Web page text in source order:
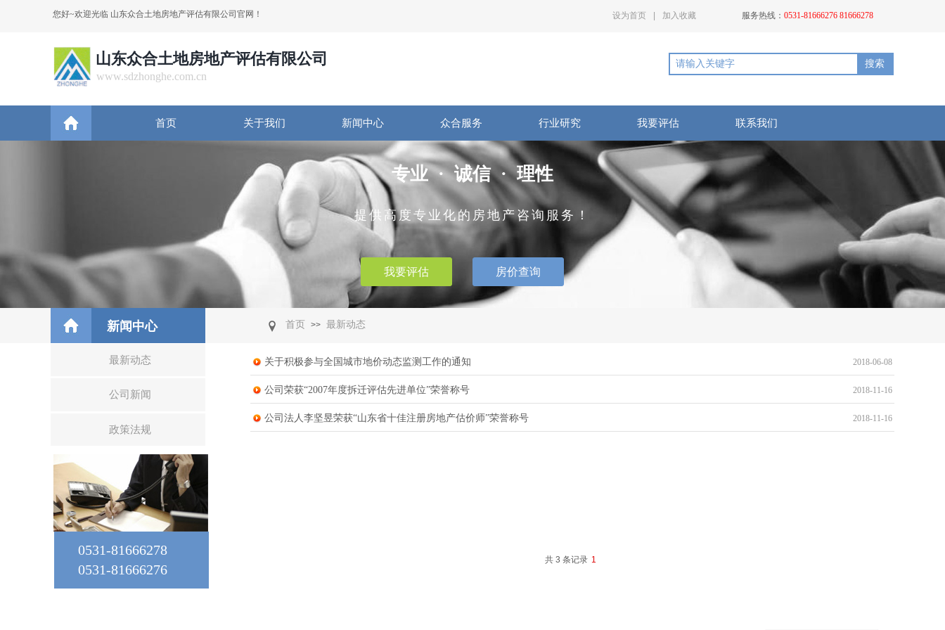
您好~欢迎光临 山东众合土地房地产评估有限公司官网！ 设为首页 加入收藏 服务热线： 0531-81666276 81666278
山东众合土地房地产评估有限公司 搜索
www.sdzhonghe.com.cn
首页 关于我们 新闻中心 众合服务 行业研究 我要评估 联系我们
专业 · 诚信 · 理性
提供高度专业化的房地产咨询服务！
房价查询
我要评估
首页 >> 最新动态
新闻中心
最新动态
公司新闻
政策法规
关于积极参与全国城市地价动态监测工作的通知 2018-06-08
公司荣获“2007年度拆迁评估先进单位”荣誉称号 2018-11-16
公司法人李坚昱荣获“山东省十佳注册房地产估价师”荣誉称号 2018-11-16
共 3 条记录 1
0531-81666278
0531-81666276